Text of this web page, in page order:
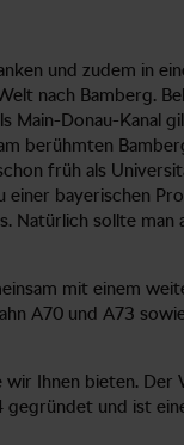
und zudem in
nach Bamberg.
Main-Donau-Kanal
berühmten
früh als
bayerischen
sollte man
mit einem
A70 und A73
Ihnen bieten. Der
und ist